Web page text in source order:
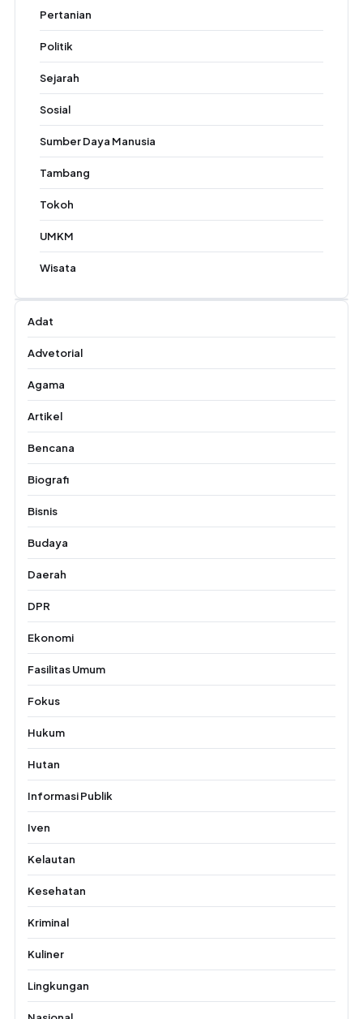
Pertanian
Politik
Sejarah
Sosial
Sumber Daya Manusia
Tambang
Tokoh
UMKM
Wisata
Adat
Advetorial
Agama
Artikel
Bencana
Biografi
Bisnis
Budaya
Daerah
DPR
Ekonomi
Fasilitas Umum
Fokus
Hukum
Hutan
Informasi Publik
Iven
Kelautan
Kesehatan
Kriminal
Kuliner
Lingkungan